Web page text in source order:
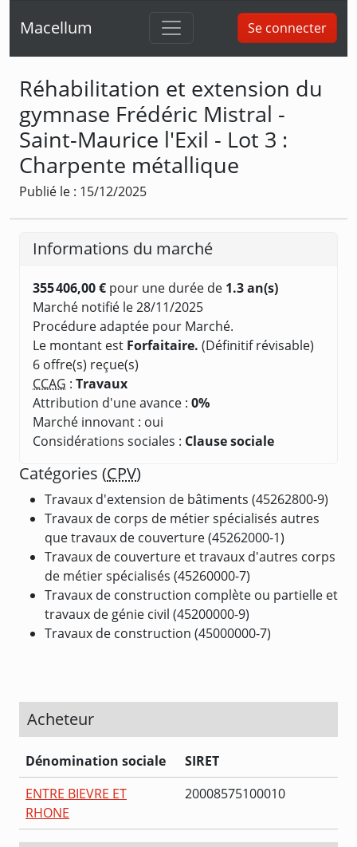
Macellum Se connecter
Réhabilitation et extension du
gymnase Frédéric Mistral -
Saint-Maurice l'Exil - Lot 3 :
Charpente métallique
Publié le : 15/12/2025
Informations du marché
355 406,00 € pour une durée de 1.3 an(s)
Marché notifié le 28/11/2025
Procédure adaptée pour Marché.
Le montant est Forfaitaire. (Définitif révisable)
6 offre(s) reçue(s)
CCAG : Travaux
Attribution d'une avance : 0%
Marché innovant : oui
Considérations sociales : Clause sociale
Catégories (CPV)
Travaux d'extension de bâtiments (45262800-9)
Travaux de corps de métier spécialisés autres
que travaux de couverture (45262000-1)
Travaux de couverture et travaux d'autres corps
de métier spécialisés (45260000-7)
Travaux de construction complète ou partielle et
travaux de génie civil (45200000-9)
Travaux de construction (45000000-7)
Acheteur
Dénomination sociale
SIRET
ENTRE BIEVRE ET
RHONE
20008575100010